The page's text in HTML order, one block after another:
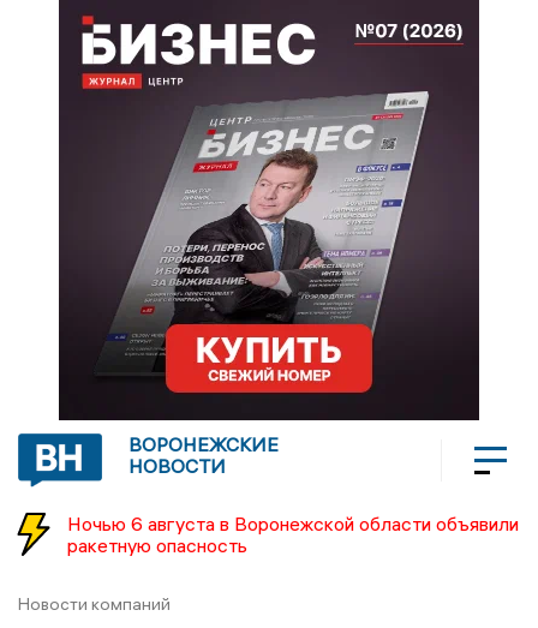
ВОРОНЕЖСКИЕ
НОВОСТИ
Ночью 6 августа в Воронежской области объявили
ракетную опасность
Новости компаний